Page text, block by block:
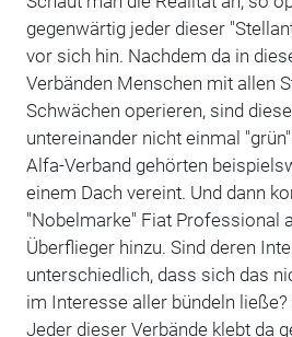
gegenwärtig jeder dieser
vor sich hin. Nachdem da in
Verbänden Menschen mit allen
Schwächen operieren, sind
untereinander nicht einmal
Alfa-Verband gehörten
einem Dach vereint. Und dann
"Nobelmarke" Fiat Professional
Überflieger hinzu. Sind deren
unterschiedlich, dass sich das
im Interesse aller bündeln
Jeder dieser Verbände klebt da